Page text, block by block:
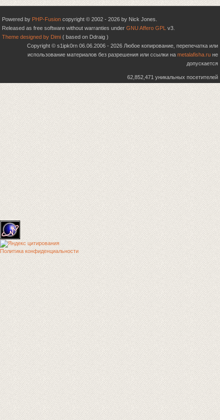
Powered by PHP-Fusion copyright © 2002 - 2026 by Nick Jones.
Released as free software without warranties under GNU Affero GPL v3.
Theme designed by Dimi ( based on Ddraig )
Copyright © s1ipk0rn 06.06.2006 - 2026 Любое копирование, перепечатка или
использование материалов без разрешения или ссылки на metalafisha.ru не
допускается
62,852,471 уникальных посетителей
Политика конфиденциальности